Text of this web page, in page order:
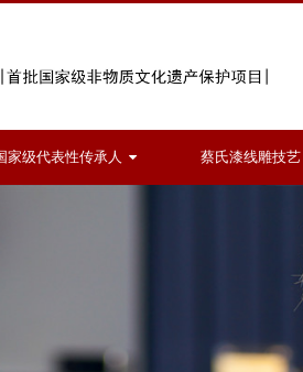
家级代表性传承人 蔡氏漆线雕技艺